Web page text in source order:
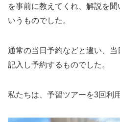
を事前に教えてくれ、解説を
いうものでした。
通常の当日予約などと違い、
記入し予約するものでした。
私たちは、予習ツアーを3回利